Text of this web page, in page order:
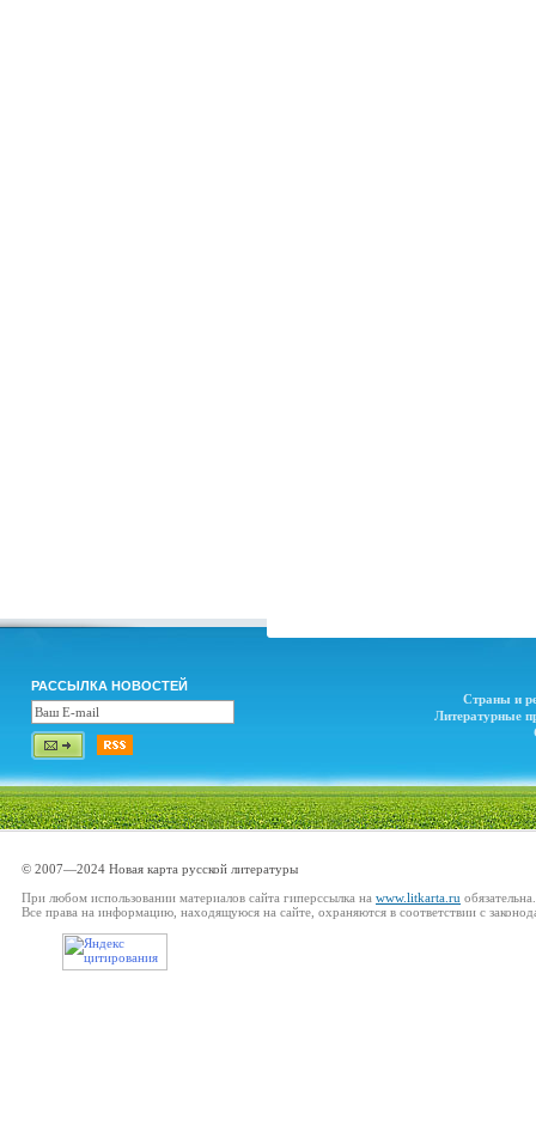
РАССЫЛКА НОВОСТЕЙ
Страны и
Литературные
© 2007—2024 Новая карта русской литературы
При любом использовании материалов сайта гиперссылка на www.litkarta.ru обязательна.
Все права на информацию, находящуюся на сайте, охраняются в соответствии с